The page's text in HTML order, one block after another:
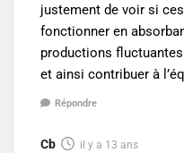
justement de voir si
fonctionner en
productions
et ainsi contribuer à
Répondre
Cb il y a 13 ans